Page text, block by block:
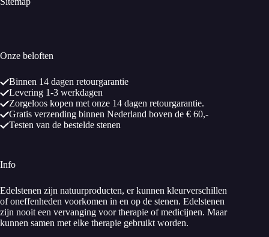
Onze beloften
Binnen 14 dagen retourgarantie
Levering 1-3 werkdagen
Zorgeloos kopen met onze 14 dagen retourgarantie.
Gratis verzending binnen Nederland boven de € 60,-
Testen van de bestelde stenen
Info
Edelstenen zijn natuurproducten, er kunnen kleurverschillen
of oneffenheden voorkomen in en op de stenen. Edelstenen
zijn nooit een vervanging voor therapie of medicijnen. Maar
kunnen samen met elke therapie gebruikt worden.